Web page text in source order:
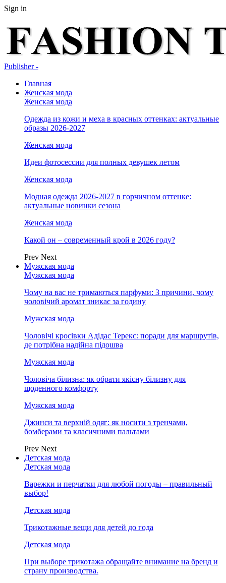
Sign in
Publisher -
Главная
Женская мода
Женская мода
Одежда из кожи и меха в красных оттенках: актуальные
образы 2026-2027
Женская мода
Идеи фотосессии для полных девушек летом
Женская мода
Модная одежда 2026-2027 в горчичном оттенке:
актуальные новинки сезона
Женская мода
Какой он – современный крой в 2026 году?
Prev Next
Мужская мода
Мужская мода
Чому на вас не тримаються парфуми: 3 причини, чому
чоловічий аромат зникає за годину
Мужская мода
Чоловічі кросівки Адідас Терекс: поради для маршрутів,
де потрібна надійна підошва
Мужская мода
Чоловіча білизна: як обрати якісну білизну для
щоденного комфорту
Мужская мода
Джинси та верхній одяг: як носити з тренчами,
бомберами та класичними пальтами
Prev Next
Детская мода
Детская мода
Варежки и перчатки для любой погоды – правильный
выбор!
Детская мода
Трикотажные вещи для детей до года
Детская мода
При выборе трикотажа обращайте внимание на бренд и
страну производства.